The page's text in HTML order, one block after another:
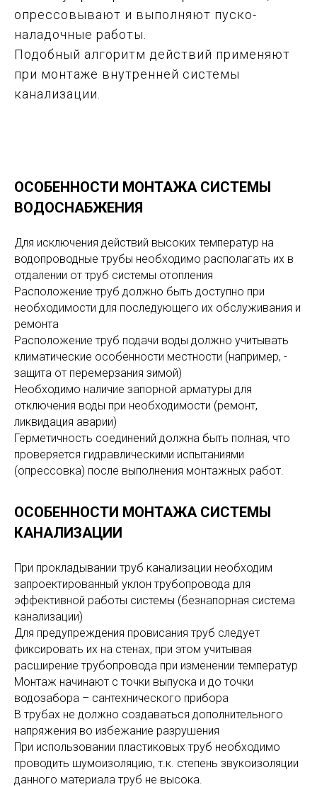
опрессовывают и выполняют пуско-
наладочные работы.
Подобный алгоритм действий применяют
при монтаже внутренней системы
канализации.
ОСОБЕННОСТИ МОНТАЖА СИСТЕМЫ
ВОДОСНАБЖЕНИЯ
Для исключения действий высоких температур на
водопроводные трубы необходимо располагать их в
отдалении от труб системы отопления
Расположение труб должно быть доступно при
необходимости для последующего их обслуживания и
ремонта
Расположение труб подачи воды должно учитывать
климатические особенности местности (например, -
защита от перемерзания зимой)
Необходимо наличие запорной арматуры для
отключения воды при необходимости (ремонт,
ликвидация аварии)
Герметичность соединений должна быть полная, что
проверяется гидравлическими испытаниями
(опрессовка) после выполнения монтажных работ.
ОСОБЕННОСТИ МОНТАЖА СИСТЕМЫ
КАНАЛИЗАЦИИ
При прокладывании труб канализации необходим
запроектированный уклон трубопровода для
эффективной работы системы (безнапорная система
канализации)
Для предупреждения провисания труб следует
фиксировать их на стенах, при этом учитывая
расширение трубопровода при изменении температур
Монтаж начинают с точки выпуска и до точки
водозабора – сантехнического прибора
В трубах не должно создаваться дополнительного
напряжения во избежание разрушения
При использовании пластиковых труб необходимо
проводить шумоизоляцию, т.к. степень звукоизоляции
данного материала труб не высока.